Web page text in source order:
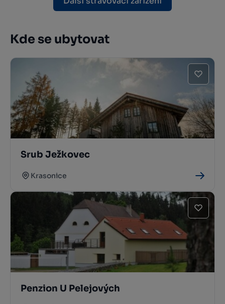
Kde se ubytovat
Srub Ježkovec
Krasonice
Penzion U Pelejových